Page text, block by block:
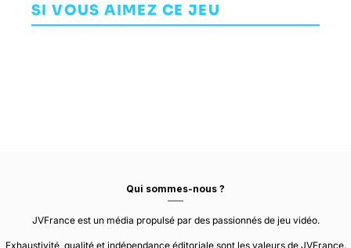
SI VOUS AIMEZ CE JEU
AVENTURE
UNKNOWN WORLDS
Qui sommes-nous ?
JVFrance est un média propulsé par des passionnés de jeu vidéo.
Exhaustivité, qualité et indépendance éditoriale sont les valeurs de JVFrance.